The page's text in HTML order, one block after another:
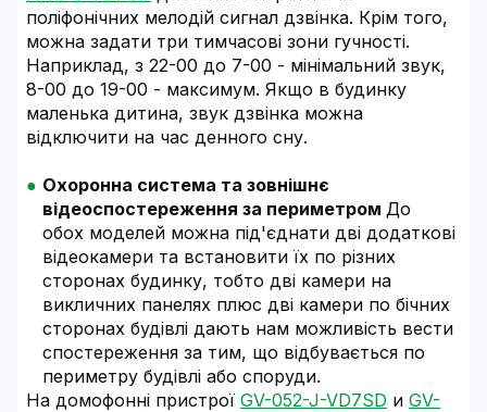
поліфонічних мелодій сигнал дзвінка. Крім того,
можна задати три тимчасові зони гучності.
Наприклад, з 22-00 до 7-00 - мінімальний звук,
8-00 до 19-00 - максимум. Якщо в будинку
маленька дитина, звук дзвінка можна
відключити на час денного сну.
Охоронна система та зовнішнє
відеоспостереження за периметром До
обох моделей можна під'єднати дві додаткові
відеокамери та встановити їх по різних
сторонах будинку, тобто дві камери на
викличних панелях плюс дві камери по бічних
сторонах будівлі дають нам можливість вести
спостереження за тим, що відбувається по
периметру будівлі або споруди.
На домофонні пристрої GV-052-J-VD7SD и GV-